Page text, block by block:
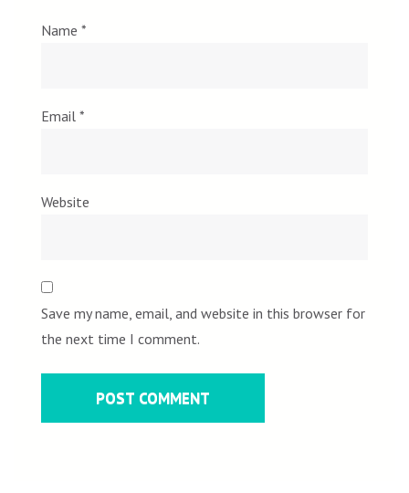
Name *
Email *
Website
Save my name, email, and website in this browser for
the next time I comment.